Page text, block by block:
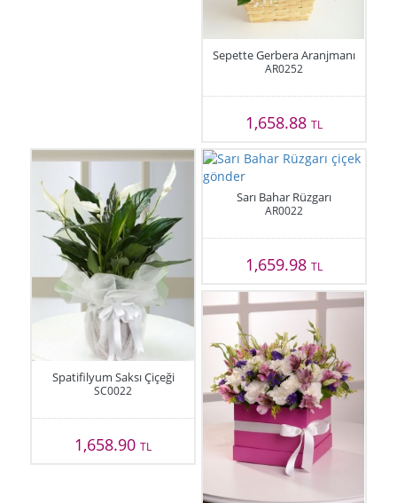
Sepette Gerbera Aranjmanı
AR0252
1,658.88 TL
Spatifilyum Saksı Çiçeği
SC0022
1,658.90TL
Sarı Bahar Rüzgarı
AR0022
1,659.98 TL